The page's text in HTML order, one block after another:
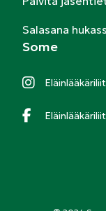
Salasana
Some